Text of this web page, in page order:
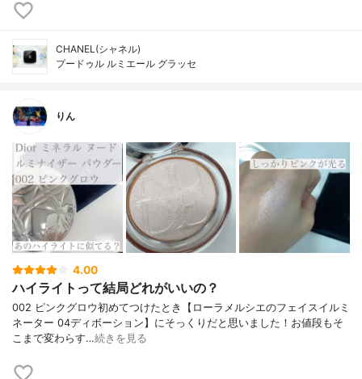
CHANEL(シャネル)
プードゥル ルミエール グラッセ
りん
4.00
ハイライトって結局どれがいいの？
002 ピンクグロウ初めてつけたとき【ローラメルシエのフェイスイルミ
ネーター 04ディボーション】にそっくりだと思いました！お値段もそ
こまで変わらす…続きを見る